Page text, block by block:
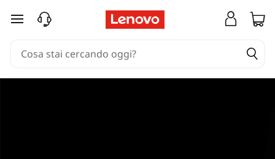
passa a contenuto principale